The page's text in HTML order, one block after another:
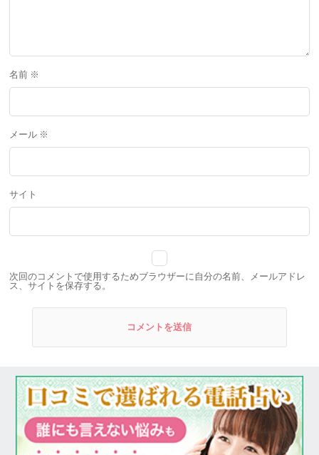
名前 ※
メール ※
サイト
次回のコメントで使用するためブラウザーに自分の名前、メールアドレ
ス、サイトを保存する。